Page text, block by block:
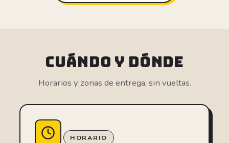
CUÁNDO Y DÓNDE
Horarios y zonas de entrega, sin vueltas.
HORARIO